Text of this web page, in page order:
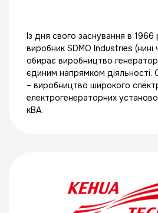
Із дня свого заснування в
виробник SDMO Industries (нині
обирає виробництво
єдиним напрямком діяльності.
– виробництво широкого
електрогенераторних
кВА.